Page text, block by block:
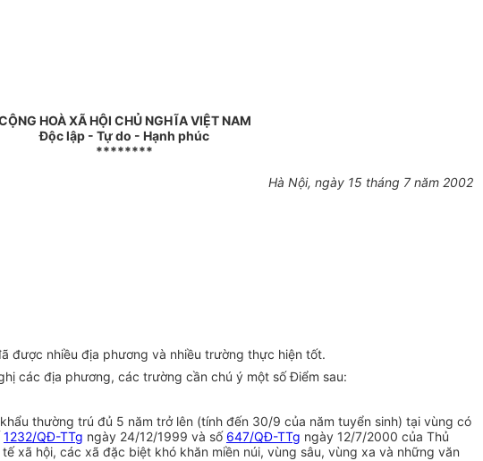
HOÀ XÃ HỘI CHỦ NGHĨA VIỆT NAM
Độc lập - Tự do - Hạnh phúc
********
Hà Nội, ngày 15 tháng 7 năm 2002
được nhiều địa phương và nhiều trường thực hiện tốt.
các địa phương, các trường cần chú ý một số Điểm sau:
thường trú đủ 5 năm trở lên (tính đến 30/9 của năm tuyển sinh) tại vùng có
1232/QĐ-TTg ngày 24/12/1999 và số 647/QĐ-TTg ngày 12/7/2000 của Thủ
xã hội, các xã đặc biệt khó khăn miền núi, vùng sâu, vùng xa và những văn